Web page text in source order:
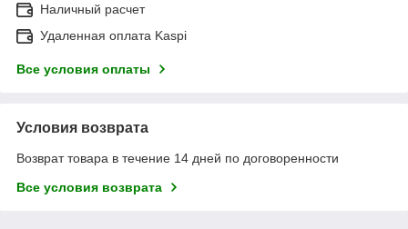
Наличный расчет
Удаленная оплата Kaspi
Все условия оплаты
Условия возврата
Возврат товара в течение 14 дней по договоренности
Все условия возврата